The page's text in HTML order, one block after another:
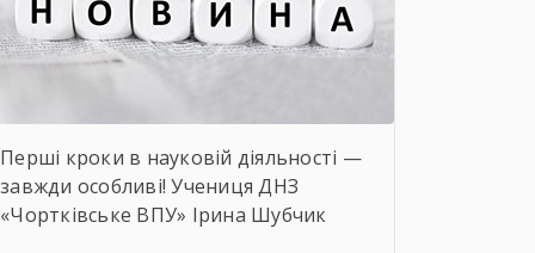
Перші кроки в науковій діяльності —
завжди особливі! Учениця ДНЗ
«Чортківське ВПУ» Ірина Шубчик